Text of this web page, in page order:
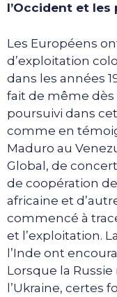
l’Occident et les
Les Européens
d’exploitation
dans les années
fait de même dès
poursuivi dans
comme en
Maduro au
Global, de concert
de coopération de
africaine et
commencé à
et l’exploitation.
l’Inde ont
Lorsque la
l’Ukraine, certes